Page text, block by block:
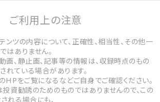
ご利用上の注意
ツの内容について、正確性、相当性、その他一
はありません。
画、静止画、記事等の情報は、収録時点のもの
れている場合があります。
HPをご覧になるなどご自身でご確認ください。
投資勧誘のためのものではありませんので、この